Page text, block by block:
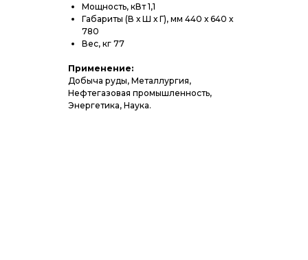
Мощность, кВт 1,1
Габариты (В х Ш х Г), мм 440 х 640 х
780
Вес, кг 77
Применение:
Добыча руды, Металлургия,
Нефтегазовая промышленность,
Энергетика, Наука.